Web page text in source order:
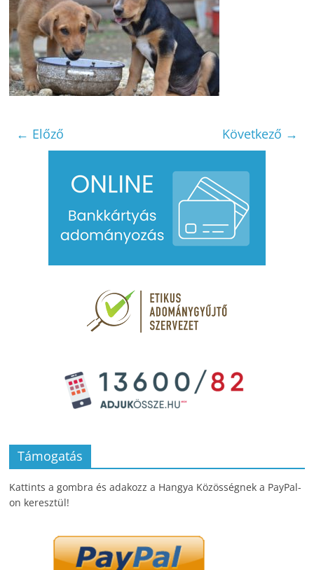
← Előző Következő →
Támogatás
Kattints a gombra és adakozz a Hangya Közösségnek a PayPal-
on keresztül!